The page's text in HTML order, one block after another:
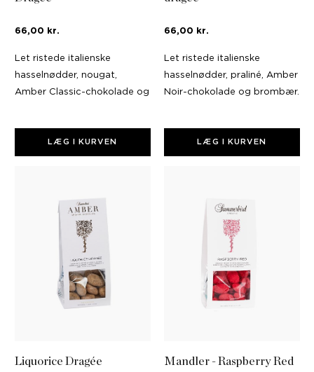
66,00 kr.
Let ristede italienske
hasselnødder, nougat,
Amber Classic-chokolade og
LÆG I KURVEN
66,00 kr.
Let ristede italienske
hasselnødder, praliné, Amber
Noir-chokolade og brombær.
LÆG I KURVEN
Liquorice Dragée Mandler - Raspberry Red